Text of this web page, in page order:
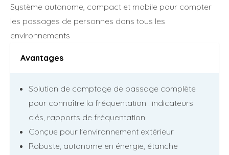
Système autonome, compact et mobile pour compter
les passages de personnes dans tous les
environnements
Avantages
Solution de comptage de passage complète
pour connaître la fréquentation : indicateurs
clés, rapports de fréquentation
Conçue pour l'environnement extérieur
Robuste, autonome en énergie, étanche